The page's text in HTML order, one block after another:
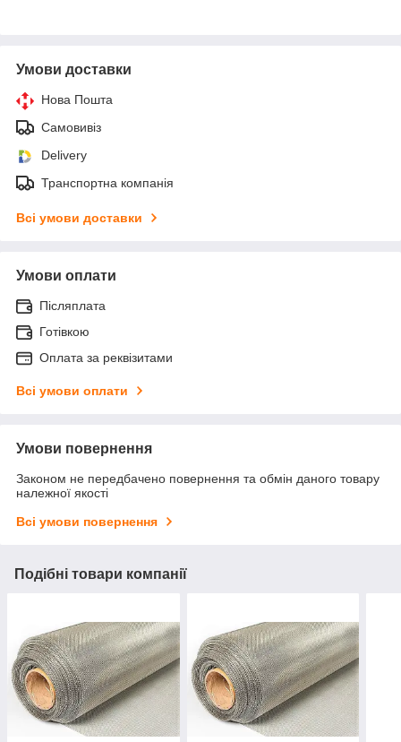
Умови доставки
Нова Пошта
Самовивіз
Delivery
Транспортна компанія
Всі умови доставки
Умови оплати
Післяплата
Готівкою
Оплата за реквізитами
Всі умови оплати
Умови повернення
Законом не передбачено повернення та обмін даного товару
належної якості
Всі умови повернення
Подібні товари компанії